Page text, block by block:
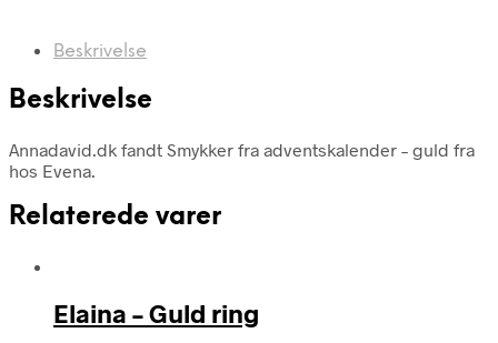
Beskrivelse
Beskrivelse
Annadavid.dk fandt Smykker fra adventskalender – guld fra
hos Evena.
Relaterede varer
Elaina – Guld ring